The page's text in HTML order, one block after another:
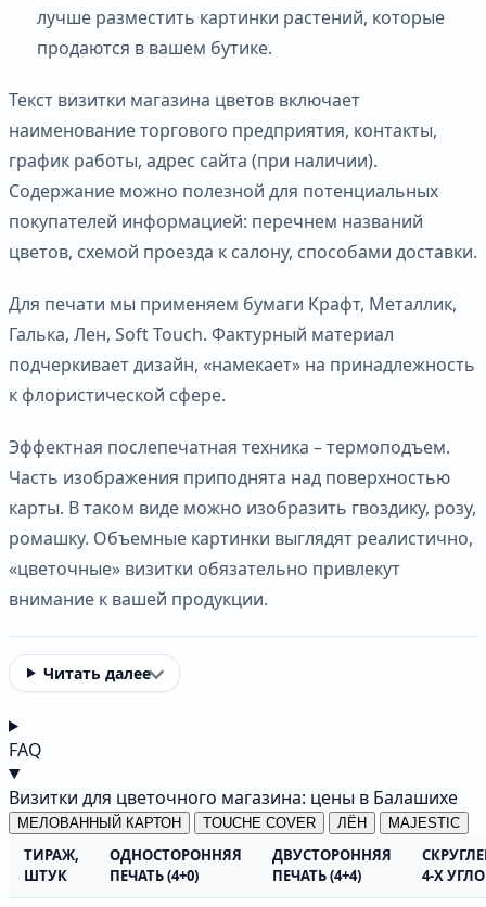
лучше разместить картинки растений, которые
продаются в вашем бутике.
Текст визитки магазина цветов включает
наименование торгового предприятия, контакты,
график работы, адрес сайта (при наличии).
Содержание можно полезной для потенциальных
покупателей информацией: перечнем названий
цветов, схемой проезда к салону, способами доставки.
Для печати мы применяем бумаги Крафт, Металлик,
Галька, Лен, Soft Touch. Фактурный материал
подчеркивает дизайн, «намекает» на принадлежность
к флористической сфере.
Эффектная послепечатная техника – термоподъем.
Часть изображения приподнята над поверхностью
карты. В таком виде можно изобразить гвоздику, розу,
ромашку. Объемные картинки выглядят реалистично,
«цветочные» визитки обязательно привлекут
внимание к вашей продукции.
Читать далее
FAQ
Визитки для цветочного магазина: цены в Балашихе
МЕЛОВАННЫЙ КАРТОН TOUCHE COVER ЛЁН MAJESTIC
ТИРАЖ,
ШТУК
ОДНОСТОРОННЯЯ
ПЕЧАТЬ (4+0)
ДВУСТОРОННЯЯ
ПЕЧАТЬ (4+4)
4-Х